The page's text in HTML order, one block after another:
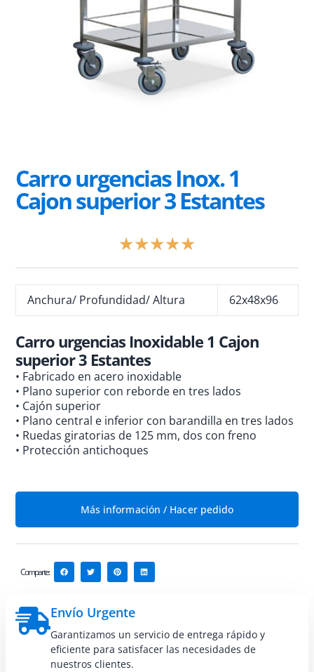
Carro urgencias Inox. 1
Cajon superior 3 Estantes
★★★★★
5
de
Anchura/ Profundidad/ Altura 62x48x96
Carro urgencias Inoxidable 1 Cajon
superior 3 Estantes
• Fabricado en acero inoxidable
• Plano superior con reborde en tres lados
• Cajón superior
• Plano central e inferior con barandilla en tres lados
• Ruedas giratorias de 125 mm, dos con freno
• Protección antichoques
Más información / Hacer pedido
Comparte:
Envío Urgente
Garantizamos un servicio de entrega rápido y
eficiente para satisfacer las necesidades de
nuestros clientes.